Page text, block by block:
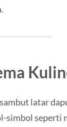
latar
simbol seperti